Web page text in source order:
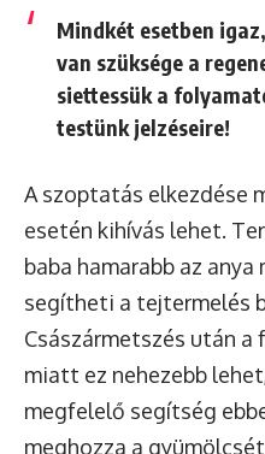
Mindkét esetben
van szüksége a
siettessük a
testünk jelzéseire!
A szoptatás elkezdése
esetén kihívás lehet.
baba hamarabb az
segítheti a tejtermelés
Császármetszés után
miatt ez nehezebb
megfelelő segítség
meghozza a